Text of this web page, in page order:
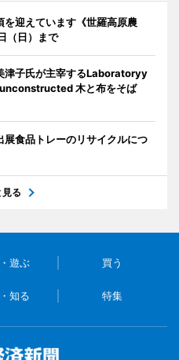
を迎えています《世羅高原農
（日）まで
津子氏が主宰するLaboratoryy
木と布をそば
展食品トレーのリサイクルにつ
見る
遊ぶ 買う
知る 特集